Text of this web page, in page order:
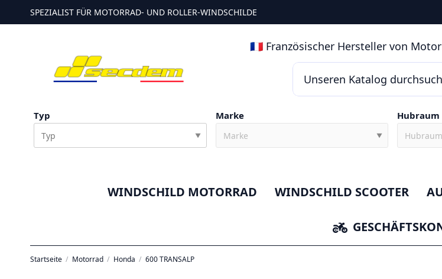
SPEZIALIST FÜR MOTORRAD- UND ROLLER-WINDSCHILDE
🇫🇷 Französischer Hersteller von
Typ
▼
Marke
▼
Hubraum
WINDSCHILD MOTORRAD WINDSCHILD SCOOTER
Startseite Motorrad Honda 600 TRANSALP